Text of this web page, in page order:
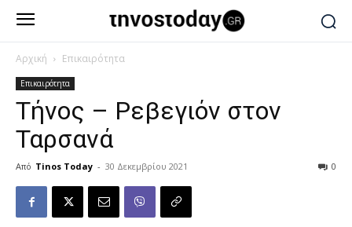
Αρχική Επικαιρότητα
Επικαιρότητα
Τήνος – Ρεβεγιόν στον
Ταρσανά
Από Tinos Today - 30 Δεκεμβρίου 2021 0